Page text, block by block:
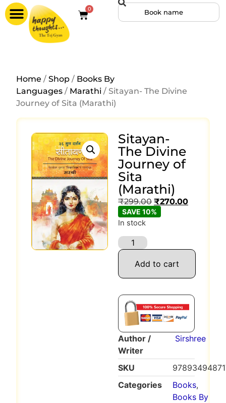
0
Home /Shop / Books By
Languages / Marathi / Sitayan- The Divine
Journey of Sita (Marathi)
Sitayan-
The Divine
Journey of
Sita
(Marathi)
₹299.00 ₹270.00
SAVE 10%
In stock
Add to cart
Author /
Writer
Sirshree
SKU
Categories
Books,
Books By